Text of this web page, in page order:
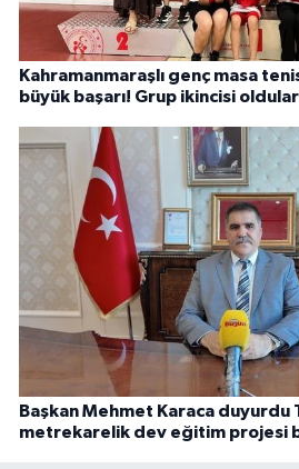
Kahramanmaraşlı genç masa
büyük başarı! Grup ikincisi oldular
Başkan Mehmet Karaca
metrekarelik dev eğitim projesi